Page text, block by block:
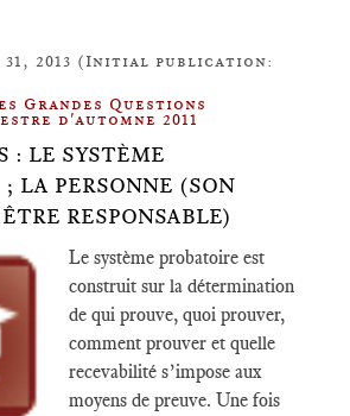
31, 2013 (Initial publication:
Grandes Questions
d'automne 2011
: LE SYSTÈME
; LA PERSONNE (SON
RESPONSABLE)
Le système probatoire est
construit sur la détermination
de qui prouve, quoi prouver,
comment prouver et quelle
recevabilité s’impose aux
moyens de preuve. Une fois